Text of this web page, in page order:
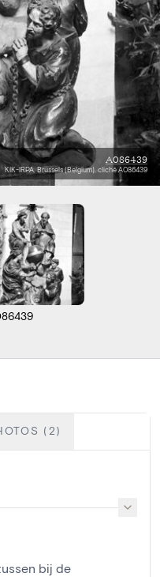
A086439
KIK-IRPA, Brussels (Belgium), cliché A086439
(2)
bij de